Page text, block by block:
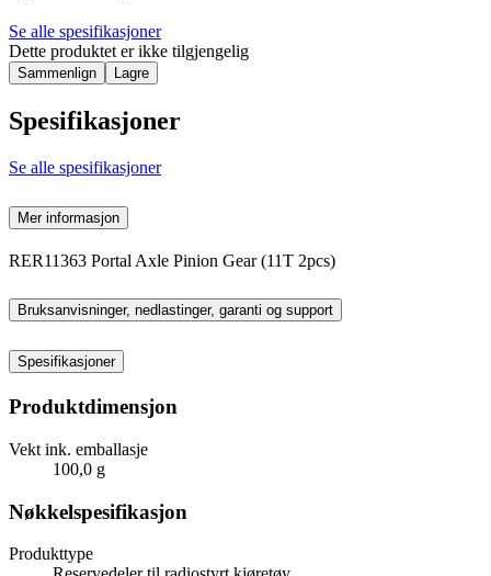
Se alle spesifikasjoner
Dette produktet er ikke tilgjengelig
Sammenlign Lagre
Spesifikasjoner
Se alle spesifikasjoner
Mer informasjon
RER11363 Portal Axle Pinion Gear (11T 2pcs)
Bruksanvisninger, nedlastinger, garanti og support
Spesifikasjoner
Produktdimensjon
Vekt ink. emballasje
100,0 g
Nøkkelspesifikasjon
Produkttype